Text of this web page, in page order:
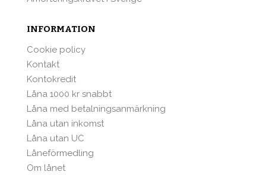
INFORMATION
Cookie policy
Kontakt
Kontokredit
Låna 1000 kr snabbt
Låna med betalningsanmärkning
Låna utan inkomst
Låna utan UC
Låneförmedling
Om lånet